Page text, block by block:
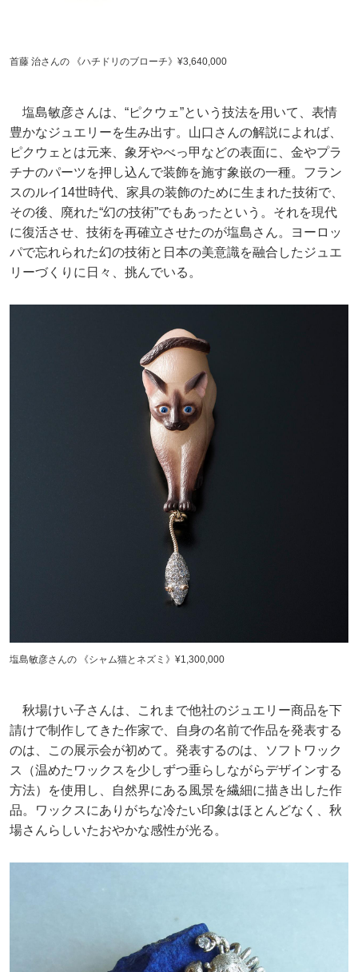
首藤 治さんの 《ハチドリのブローチ》¥3,640,000
塩島敏彦さんは、“ピクウェ”という技法を用いて、表情
豊かなジュエリーを生み出す。山口さんの解説によれば、
ピクウェとは元来、象牙やべっ甲などの表面に、金やプラ
チナのパーツを押し込んで装飾を施す象嵌の一種。フラン
スのルイ14世時代、家具の装飾のために生まれた技術で、
その後、廃れた“幻の技術”でもあったという。それを現代
に復活させ、技術を再確立させたのが塩島さん。ヨーロッ
パで忘れられた幻の技術と日本の美意識を融合したジュエ
リーづくりに日々、挑んでいる。
塩島敏彦さんの 《シャム猫とネズミ》¥1,300,000
秋場けい子さんは、これまで他社のジュエリー商品を下
請けで制作してきた作家で、自身の名前で作品を発表する
のは、この展示会が初めて。発表するのは、ソフトワック
ス（温めたワックスを少しずつ垂らしながらデザインする
方法）を使用し、自然界にある風景を繊細に描き出した作
品。ワックスにありがちな冷たい印象はほとんどなく、秋
場さんらしいたおやかな感性が光る。